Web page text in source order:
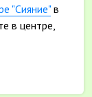
"Сияние"в
в центре,